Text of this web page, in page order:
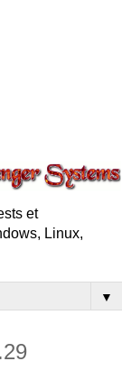
et
Linux,
▼